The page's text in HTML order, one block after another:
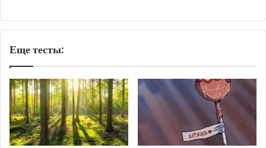
Еще тесты: